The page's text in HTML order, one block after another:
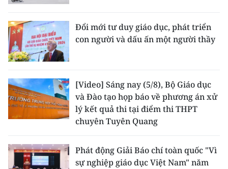
Đổi mới tư duy giáo dục, phát triển
con người và dấu ấn một người thầy
[Video] Sáng nay (5/8), Bộ Giáo dục
và Đào tạo họp báo về phương án xử
lý kết quả thi tại điểm thi THPT
chuyên Tuyên Quang
Phát động Giải Báo chí toàn quốc "Vì
sự nghiệp giáo dục Việt Nam" năm